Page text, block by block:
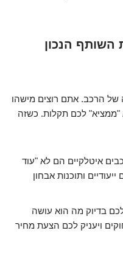
השותף הנכון
הרכב. אתם רוצים מישהו
"ממציא" לכם תקלות. כשזה
איטלקיים הם לא "עוד
ותוכנות אבחון
בדיוק מה הוא עושה
ויעניק לכם הצעת מחיר